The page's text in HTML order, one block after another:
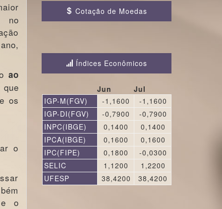
no
ao
os
o
e o
Cotação de Moedas
Índices Econômicos
Jun
Jul
IGP-M(FGV)
-1,1600
-1,1600
IGP-DI(FGV)
-0,7900
-0,7900
INPC(IBGE)
0,1400
0,1400
IPCA(IBGE)
0,1600
0,1600
IPC(FIPE)
0,1800
-0,0300
SELIC
1,1200
1,2200
UFESP
38,4200 38,4200